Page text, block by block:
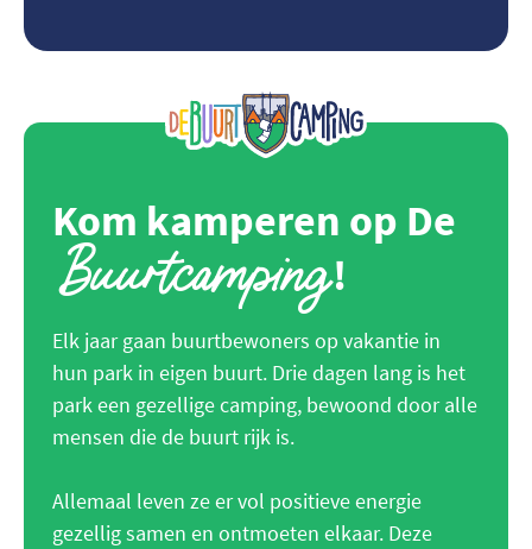
Kom kamperen op De
Buurtcamping!
Elk jaar gaan buurtbewoners op vakantie in
hun park in eigen buurt. Drie dagen lang is het
park een gezellige camping, bewoond door alle
mensen die de buurt rijk is.
Allemaal leven ze er vol positieve energie
gezellig samen en ontmoeten elkaar. Deze